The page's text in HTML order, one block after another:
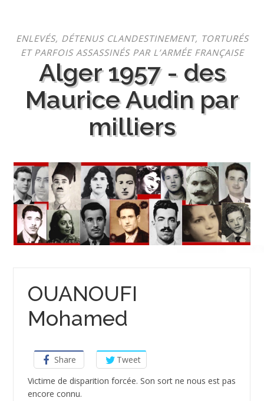
contenu
ENLEVÉS, DÉTENUS CLANDESTINEMENT, TORTURÉS
ET PARFOIS ASSASSINÉS PAR L’ARMÉE FRANÇAISE
Alger 1957 - des
Maurice Audin par
milliers
OUANOUFI
Mohamed
Share
Tweet
­Victime de disparition forcée. Son sort ne nous est pas
encore connu.